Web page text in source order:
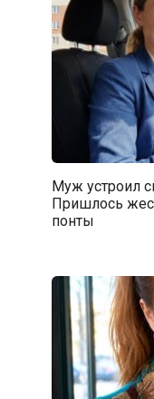
Муж устроил
Пришлось
понты